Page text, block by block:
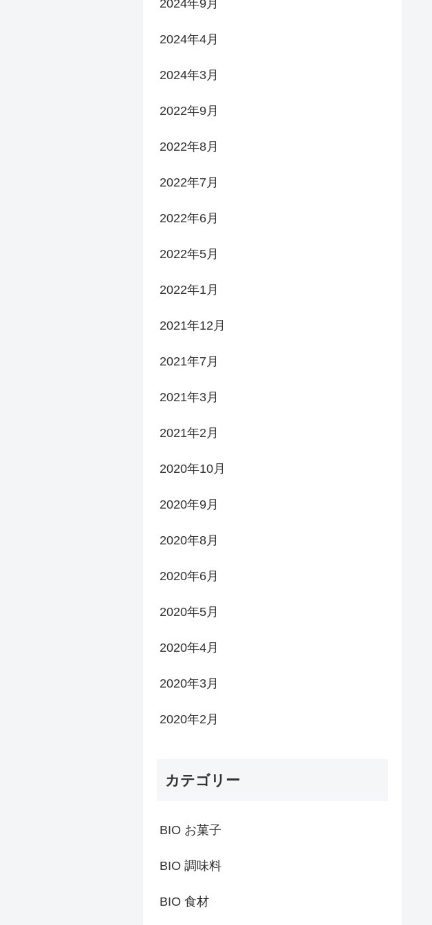
2024年9月
2024年4月
2024年3月
2022年9月
2022年8月
2022年7月
2022年6月
2022年5月
2022年1月
2021年12月
2021年7月
2021年3月
2021年2月
2020年10月
2020年9月
2020年8月
2020年6月
2020年5月
2020年4月
2020年3月
2020年2月
カテゴリー
BIO お菓子
BIO 調味料
BIO 食材